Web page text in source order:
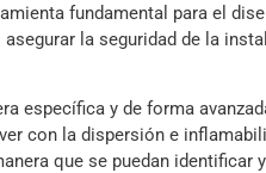
fundamental para el
la seguridad de la
específica y de forma
con la dispersión e
que se puedan identificar